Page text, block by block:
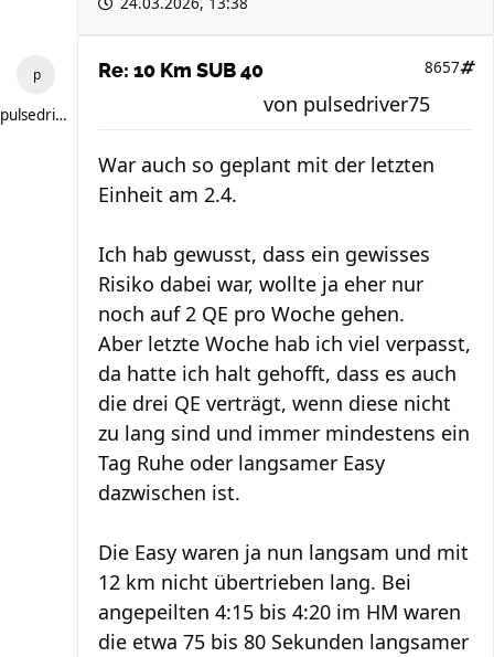
pulsedriver75
Re: 10 Km SUB 40 8657
von pulsedriver75
War auch so geplant mit der letzten
Einheit am 2.4.
Ich hab gewusst, dass ein gewisses
Risiko dabei war, wollte ja eher nur
noch auf 2 QE pro Woche gehen.
Aber letzte Woche hab ich viel verpasst,
da hatte ich halt gehofft, dass es auch
die drei QE verträgt, wenn diese nicht
zu lang sind und immer mindestens ein
Tag Ruhe oder langsamer Easy
dazwischen ist.
Die Easy waren ja nun langsam und mit
12 km nicht übertrieben lang. Bei
angepeilten 4:15 bis 4:20 im HM waren
die etwa 75 bis 80 Sekunden langsamer